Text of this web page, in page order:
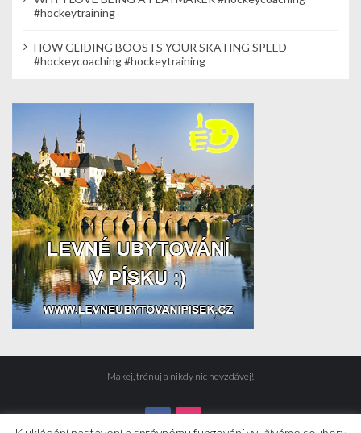
#hockeytraining
HOW GLIDING BOOSTS YOUR SKATING SPEED
#hockeycoaching #hockeytraining
Makej, trénuj a nikdy nic nevzdávej!